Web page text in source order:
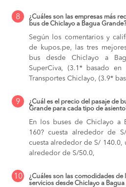
8
¿Cuáles son las empresas más
bus de Chiclayo a Bagua Grande?
Según los comentarios y
de kupos.pe, las tres
bus desde Chiclayo a
SuperCiva, (3.1* basado en
Transportes Chiclayo, (3.9*
9
¿Cuál es el precio del pasaje de
Grande para cada tipo de
En los buses de Chiclayo a
160? cuesta alrededor de
cuesta alrededor de S/ 140.0,
alrededor de S/50.0,
10
¿Cuáles son las comodidades de
servicios desde Chiclayo a Bagua